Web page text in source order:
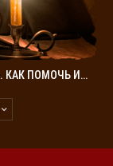
КАК ПОМОЧЬ И…